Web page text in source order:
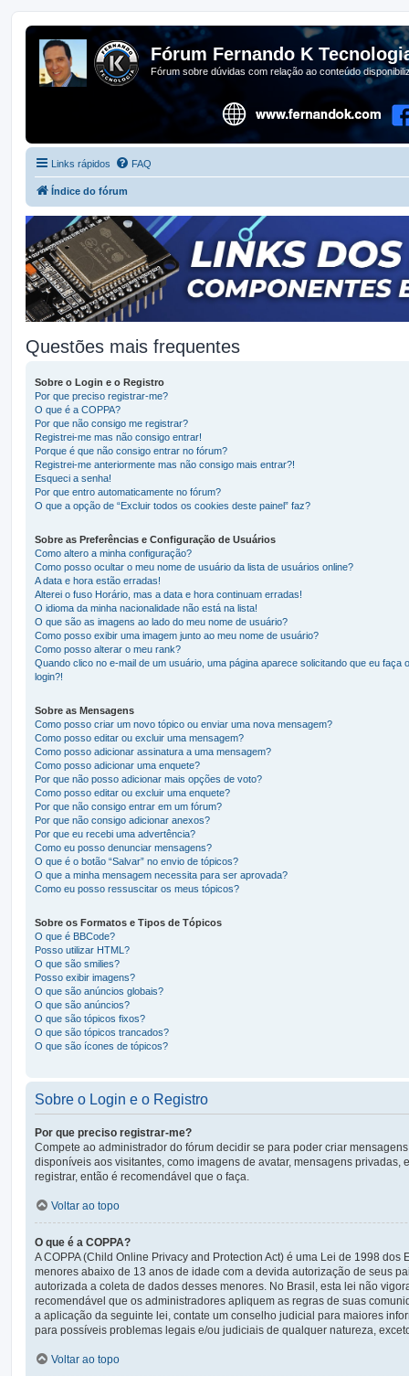
Fórum Fernando K
Fórum sobre dúvidas com relação ao conteúdo
Links rápidos FAQ
Índice do fórum
Questões mais frequentes
Sobre o Login e o Registro
Por que preciso registrar-me?
O que é a COPPA?
Por que não consigo me registrar?
Registrei-me mas não consigo entrar!
Porque é que não consigo entrar no fórum?
Registrei-me anteriormente mas não consigo mais entrar?!
Esqueci a senha!
Por que entro automaticamente no fórum?
O que a opção de “Excluir todos os cookies deste painel” faz?
Sobre as Preferências e Configuração de Usuários
Como altero a minha configuração?
Como posso ocultar o meu nome de usuário da lista de usuários online?
A data e hora estão erradas!
Alterei o fuso Horário, mas a data e hora continuam erradas!
O idioma da minha nacionalidade não está na lista!
O que são as imagens ao lado do meu nome de usuário?
Como posso exibir uma imagem junto ao meu nome de usuário?
Como posso alterar o meu rank?
Quando clico no e-mail de um usuário, uma página aparece solicitando que eu faça o
login?!
Sobre as Mensagens
Como posso criar um novo tópico ou enviar uma nova mensagem?
Como posso editar ou excluir uma mensagem?
Como posso adicionar assinatura a uma mensagem?
Como posso adicionar uma enquete?
Por que não posso adicionar mais opções de voto?
Como posso editar ou excluir uma enquete?
Por que não consigo entrar em um fórum?
Por que não consigo adicionar anexos?
Por que eu recebi uma advertência?
Como eu posso denunciar mensagens?
O que é o botão “Salvar” no envio de tópicos?
O que a minha mensagem necessita para ser aprovada?
Como eu posso ressuscitar os meus tópicos?
Sobre os Formatos e Tipos de Tópicos
O que é BBCode?
Posso utilizar HTML?
O que são smilies?
Posso exibir imagens?
O que são anúncios globais?
O que são anúncios?
O que são tópicos fixos?
O que são tópicos trancados?
O que são ícones de tópicos?
Sobre o Login e o Registro
Por que preciso registrar-me?
Compete ao administrador do fórum decidir se para poder criar
disponíveis aos visitantes, como imagens de avatar, mensagens
registrar, então é recomendável que o faça.
Voltar ao topo
O que é a COPPA?
A COPPA (Child Online Privacy and Protection Act) é uma Lei de 1998
menores abaixo de 13 anos de idade com a devida autorização de seus
autorizada a coleta de dados desses menores. No Brasil, esta lei não
recomendável que os administradores apliquem as regras de suas
a aplicação da seguinte lei, contate um conselho judicial para maiores
para possíveis problemas legais e/ou judiciais de qualquer natureza,
Voltar ao topo